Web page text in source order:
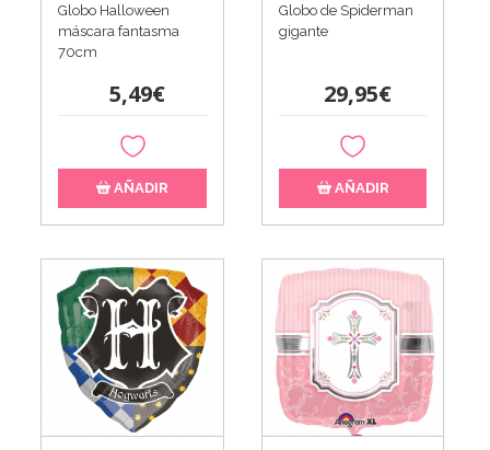
Globo Halloween
máscara fantasma
70cm
5,49€
AÑADIR
Globo de Spiderman
gigante
29,95€
AÑADIR